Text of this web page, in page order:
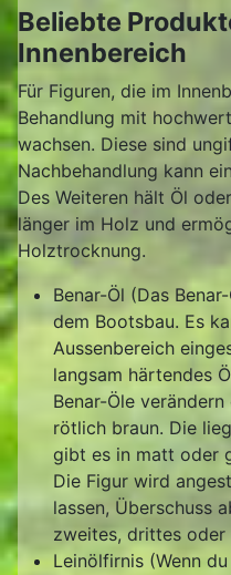
Beliebte
Innenbereich
Für Figuren, die im
Behandlung mit
wachsen. Diese sind
Nachbehandlung kann
Des Weiteren hält Öl
länger im Holz und
Holztrocknung.
Benar-Öl (Das
dem Bootsbau. Es
Aussenbereich
langsam härtendes
Benar-Öle
rötlich braun. Die
gibt es in matt oder
Die Figur wird
lassen, Überschuss
zweites, drittes
Leinölfirnis (Wenn